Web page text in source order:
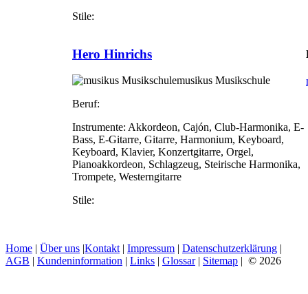
Stile:
Hero Hinrichs
musikus Musikschule
Beruf:
Instrumente: Akkordeon, Cajón, Club-Harmonika, E-
Bass, E-Gitarre, Gitarre, Harmonium, Keyboard,
Keyboard, Klavier, Konzertgitarre, Orgel,
Pianoakkordeon, Schlagzeug, Steirische Harmonika,
Trompete, Westerngitarre
Stile:
Home | Über uns |Kontakt | Impressum | Datenschutzerklärung |
AGB | Kundeninformation | Links | Glossar| Sitemap | © 2026